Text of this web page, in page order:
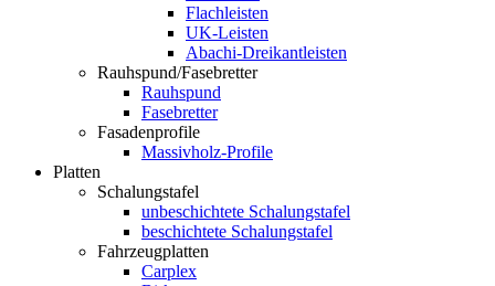
Flachleisten
UK-Leisten
Abachi-Dreikantleisten
Rauhspund/Fasebretter
Rauhspund
Fasebretter
Fasadenprofile
Massivholz-Profile
Platten
Schalungstafel
unbeschichtete Schalungstafel
beschichtete Schalungstafel
Fahrzeugplatten
Carplex